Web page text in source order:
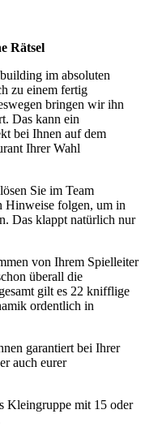
Rätsel
im absoluten
zu einem fertig
bringen wir ihn
Das kann ein
bei Ihnen auf dem
Ihrer Wahl
Sie im Team
Hinweise folgen, um in
Das klappt natürlich nur
von Ihrem Spielleiter
überall die
gilt es 22 knifflige
ordentlich in
garantiert bei Ihrer
auch eurer
Kleingruppe mit 15 oder